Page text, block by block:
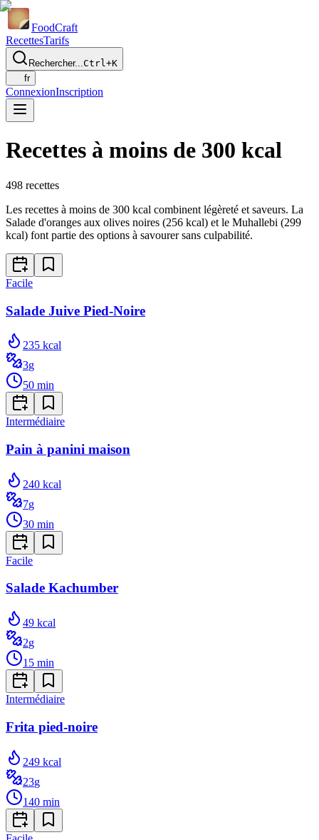
FoodCraft
RecettesTarifs
Rechercher...Ctrl+K
fr
ConnexionInscription
Recettes à moins de 300 kcal
498 recettes
Les recettes à moins de 300 kcal combinent légèreté et saveurs. La
Salade d'oranges aux olives noires (256 kcal) et le Muhallebi (299
kcal) font partie des options à savourer sans culpabilité.
Facile
Salade Juive Pied-Noire
235 kcal
3g
50 min
Intermédiaire
Pain à panini maison
240 kcal
7g
30 min
Facile
Salade Kachumber
49 kcal
2g
15 min
Intermédiaire
Frita pied-noire
249 kcal
23g
140 min